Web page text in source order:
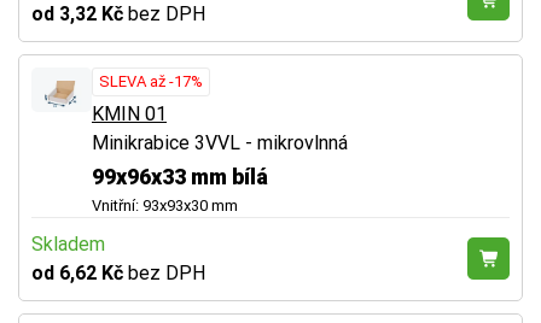
od 3,32 Kč bez DPH
SLEVA až -17%
KMIN 01
Minikrabice 3VVL - mikrovlnná
99x96x33 mm bílá
Vnitřní: 93x93x30 mm
Skladem
od 6,62 Kč bez DPH